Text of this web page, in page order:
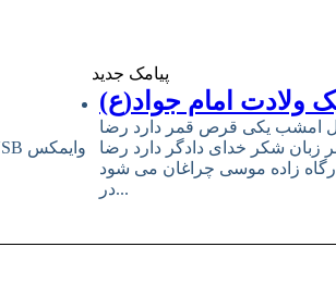
پیامک جدید
ولادت امام جواد(ع)
امشب یکى قرص قمر دارد رضا
زبان شکر خداى دادگر دارد رضا
زاده موسى چراغان مى شود
در...